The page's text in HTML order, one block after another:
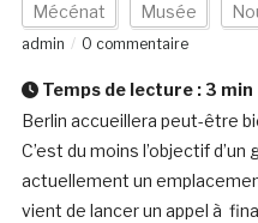
Mécénat Musée
admin
0 commentaire
Temps de lecture : 3 min
Berlin accueillera peut-être
C’est du moins l’objectif
actuellement un
vient de lancer un appel à